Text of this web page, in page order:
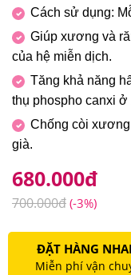
Cách sử dụng:
Giúp xương và
của hệ miễn dịch.
Tăng khả năng
thụ phospho canxi
Chống còi
già.
680.000đ
700.000đ (-3%)
ĐẶT HÀNG
Miễn phí vận